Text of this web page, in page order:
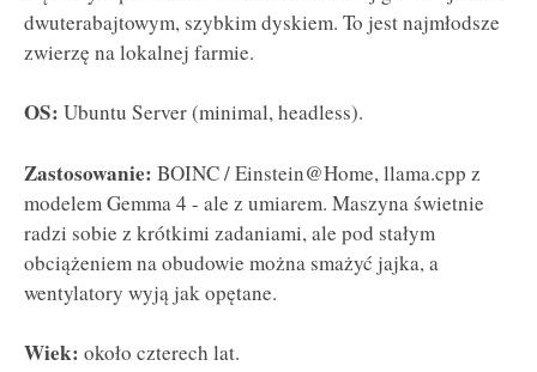
dwuterabajtowym, szybkim dyskiem. To jest najmłodsze
zwierzę na lokalnej farmie.
OS: Ubuntu Server (minimal, headless).
Zastosowanie: BOINC / Einstein@Home, llama.cpp z
modelem Gemma 4 - ale z umiarem. Maszyna świetnie
radzi sobie z krótkimi zadaniami, ale pod stałym
obciążeniem na obudowie można smażyć jajka, a
wentylatory wyją jak opętane.
Wiek: około czterech lat.